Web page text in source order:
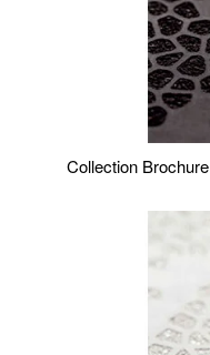
Collection Brochure